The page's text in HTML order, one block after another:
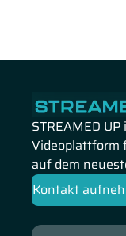
STREAMED
Videoplattform
auf dem
Kontakt